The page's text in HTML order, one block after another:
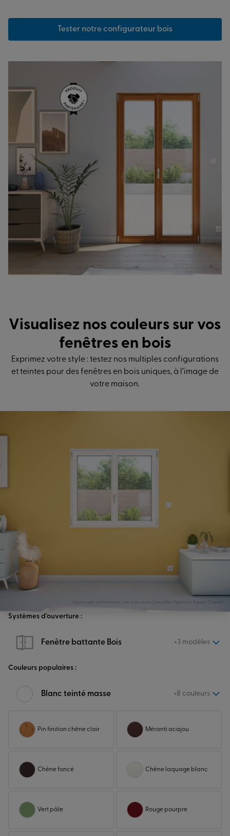
Tester notre configurateur bois
Visualisez nos couleurs sur vos
fenêtres en bois
Exprimez votre style : testez nos multiples configurations
et teintes pour des fenêtres en bois uniques, à l’image de
votre maison.
Visuels non contractuels, voir avec votre Conseiller Expert en Espace Conseil.
Systèmes d’ouverture :
Fenêtre battante Bois +3 modèles
Couleurs populaires :
Blanc teinté masse +8 couleurs
Pin finition chêne clair Méranti acajou
Chêne foncé Chêne laquage blanc
Vert pâle Rouge pourpre